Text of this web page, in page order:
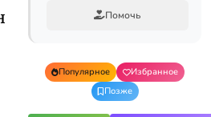
Помочь
Популярное
Избранное
Позже